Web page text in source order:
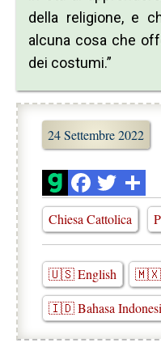
della religione, e
alcuna cosa che
dei costumi.”
24 Settembre 2022
Chiesa Cattolica
🇺🇸 English 🇲🇽
🇮🇩 Bahasa